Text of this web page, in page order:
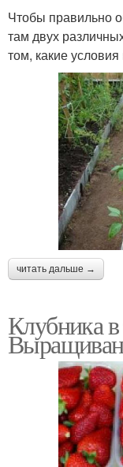
Чтобы правильно
там двух
том, какие
читать дальше →
Клубника